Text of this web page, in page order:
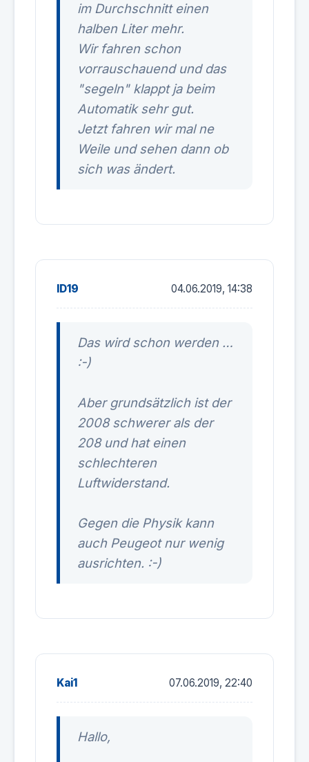
im Durchschnitt einen
halben Liter mehr.
Wir fahren schon
vorrauschauend und das
"segeln" klappt ja beim
Automatik sehr gut.
Jetzt fahren wir mal ne
Weile und sehen dann ob
sich was ändert.
ID19 04.06.2019, 14:38
Das wird schon werden …
:-)
Aber grundsätzlich ist der
2008 schwerer als der
208 und hat einen
schlechteren
Luftwiderstand.
Gegen die Physik kann
auch Peugeot nur wenig
ausrichten. :-)
Kai1 07.06.2019, 22:40
Hallo,